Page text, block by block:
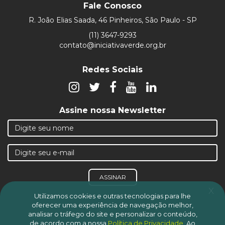
Fale Conosco
R. João Elias Saada, 46 Pinheiros, São Paulo - SP
(11) 3647-9293
contato@iniciativaverde.org.br
Redes Sociais
Assine nossa Newsletter
ASSINAR
x
Utilizamos cookies e outras tecnologias para lhe
oferecer uma experiência de navegação melhor,
analisar o tráfego do site e personalizar o conteúdo,
de acordo com a nossa Política de Privacidade Ao